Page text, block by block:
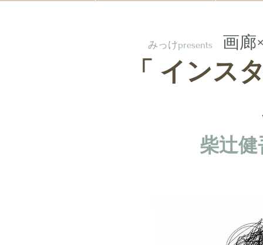
みっけpresents 画廊
「 インス
柴辻